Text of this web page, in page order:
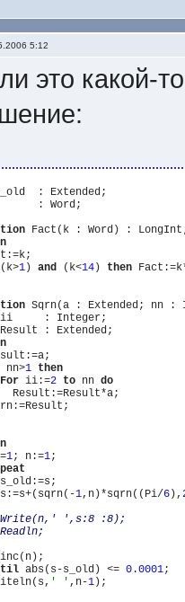
5:12
это какой-
: Extended;
: Word;
1) and (k<14) then
: Integer;
nn>1 then
For ii:=2 to nn do
Result:=Result*a;
1; n:=1;
1,n)*sqrn((Pi/6),
',s:8 :8);
abs(s-s_old) <= 0.0001;
' ' ,n-1